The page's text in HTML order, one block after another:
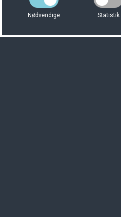
Nødvendige Statistik